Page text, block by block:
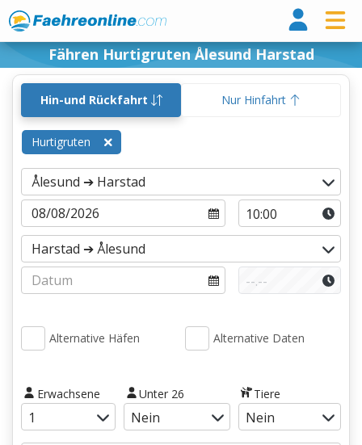
Fähren Hurtigruten Ålesund Harstad
Hin-und Rückfahrt Nur Hinfahrt
Hurtigruten
Alternative Häfen Alternative Daten
Erwachsene Unter 26 Tiere